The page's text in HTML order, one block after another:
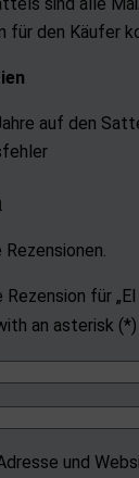
für den Käufer
auf den
für „El
an asterisk (*)
und
Verbesserung der
Daten zur
Standortdaten
zur